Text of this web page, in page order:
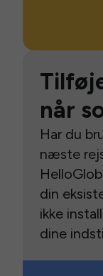
når
Har du
næste
din
ikke
dine